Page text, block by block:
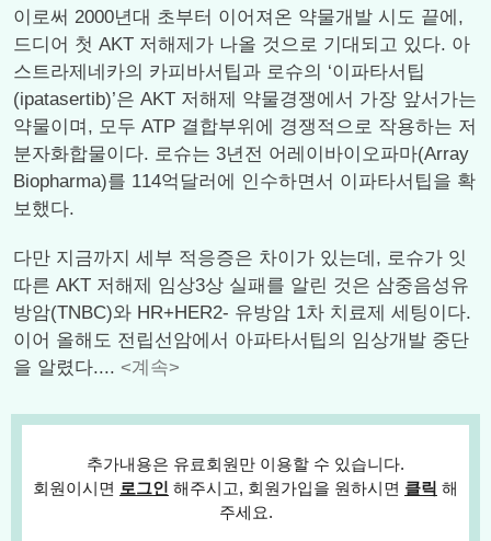
이로써 2000년대 초부터 이어져온 약물개발 시도 끝에,
드디어 첫 AKT 저해제가 나올 것으로 기대되고 있다. 아
스트라제네카의 카피바서팁과 로슈의 ‘이파타서팁
(ipatasertib)’은 AKT 저해제 약물경쟁에서 가장 앞서가는
약물이며, 모두 ATP 결합부위에 경쟁적으로 작용하는 저
분자화합물이다. 로슈는 3년전 어레이바이오파마(Array
Biopharma)를 114억달러에 인수하면서 이파타서팁을 확
보했다.
다만 지금까지 세부 적응증은 차이가 있는데, 로슈가 잇
따른 AKT 저해제 임상3상 실패를 알린 것은 삼중음성유
방암(TNBC)와 HR+HER2- 유방암 1차 치료제 세팅이다.
이어 올해도 전립선암에서 아파타서팁의 임상개발 중단
을 알렸다.... <계속>
추가내용은 유료회원만 이용할 수 있습니다.
회원이시면 로그인 해주시고, 회원가입을 원하시면 클릭 해
주세요.